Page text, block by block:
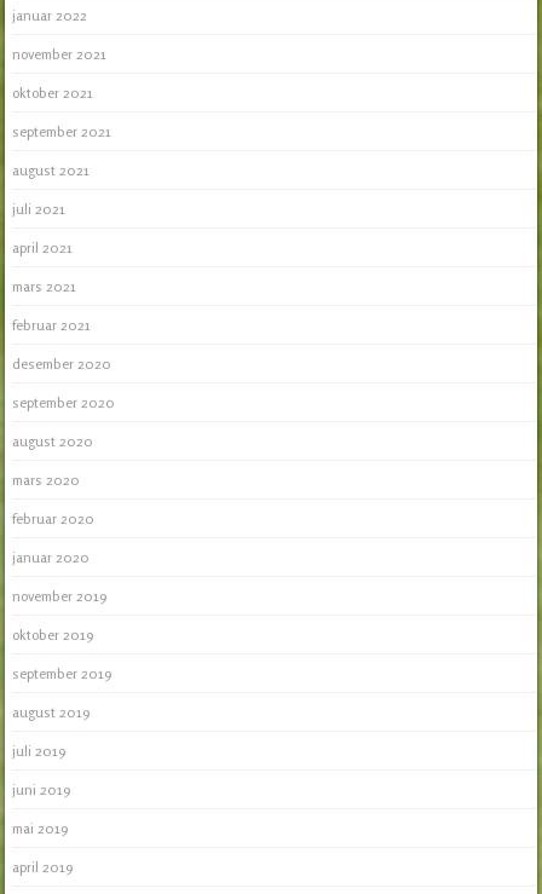
januar 2022
november 2021
oktober 2021
september 2021
august 2021
juli 2021
april 2021
mars 2021
februar 2021
desember 2020
september 2020
august 2020
mars 2020
februar 2020
januar 2020
november 2019
oktober 2019
september 2019
august 2019
juli 2019
juni 2019
mai 2019
april 2019